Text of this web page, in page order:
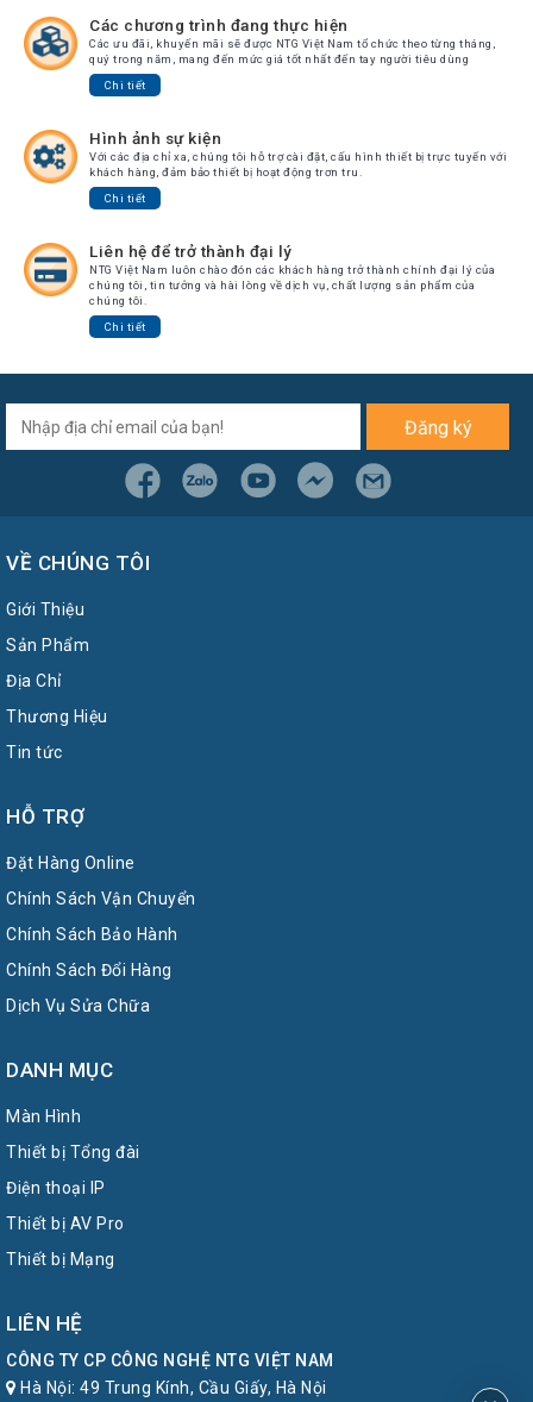
Các chương trình đang thực hiện
Các ưu đãi, khuyến mãi sẽ được NTG Việt Nam tổ chức theo từng tháng,
quý trong năm, mang đến mức giá tốt nhất đến tay người tiêu dùng
Chi tiết
Hình ảnh sự kiện
Với các địa chỉ xa, chúng tôi hỗ trợ cài đặt, cấu hình thiết bị trực tuyến với
khách hàng, đảm bảo thiết bị hoạt động trơn tru.
Chi tiết
Liên hệ để trở thành đại lý
NTG Việt Nam luôn chào đón các khách hàng trở thành chính đại lý của
chúng tôi, tin tưởng và hài lòng về dịch vụ, chất lượng sản phẩm của
chúng tôi.
Chi tiết
Đăng ký
VỀ CHÚNG TÔI
Giới Thiệu
Sản Phẩm
Địa Chỉ
Thương Hiệu
Tin tức
HỖ TRỢ
Đặt Hàng Online
Chính Sách Vận Chuyển
Chính Sách Bảo Hành
Chính Sách Đổi Hàng
Dịch Vụ Sửa Chữa
DANH MỤC
Màn Hình
Thiết bị Tổng đài
Điện thoại IP
Thiết bị AV Pro
Thiết bị Mạng
LIÊN HỆ
CÔNG TY CP CÔNG NGHỆ NTG VIỆT NAM
Hà Nội: 49 Trung Kính, Cầu Giấy, Hà Nội